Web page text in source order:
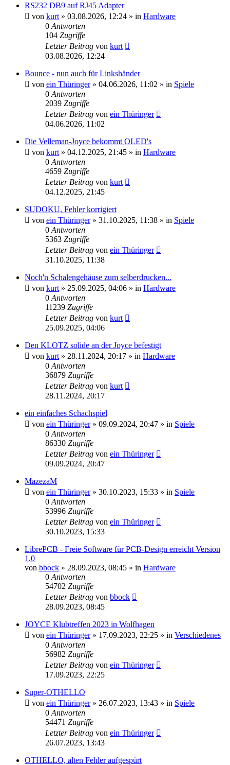
RS232 DB9 auf RJ45 Adapter
von kurt » 03.08.2026, 12:24 » in Hardware
0 Antworten
104 Zugriffe
Letzter Beitrag von kurt
03.08.2026, 12:24
Bounce - nun auch für Linkshänder
von ein Thüringer» 04.06.2026, 11:02 » in Spiele
0 Antworten
2039 Zugriffe
Letzter Beitrag von ein Thüringer
04.06.2026, 11:02
Die Velleman-Joyce bekommt OLED's
von kurt » 04.12.2025, 21:45 » in Hardware
0 Antworten
4659 Zugriffe
Letzter Beitrag von kurt
04.12.2025, 21:45
SUDOKU, Fehler korrigiert
von ein Thüringer» 31.10.2025, 11:38 » in Spiele
0 Antworten
5363 Zugriffe
Letzter Beitrag von ein Thüringer
31.10.2025, 11:38
Noch'n Schalengehäuse zum selberdrucken...
von kurt » 25.09.2025, 04:06 » in Hardware
0 Antworten
11239 Zugriffe
Letzter Beitrag von kurt
25.09.2025, 04:06
Den KLOTZ solide an der Joyce befestigt
von kurt » 28.11.2024, 20:17 » in Hardware
0 Antworten
36879 Zugriffe
Letzter Beitrag von kurt
28.11.2024, 20:17
ein einfaches Schachspiel
von ein Thüringer» 09.09.2024, 20:47 » in Spiele
0 Antworten
86330 Zugriffe
Letzter Beitrag von ein Thüringer
09.09.2024, 20:47
MazezaM
von ein Thüringer» 30.10.2023, 15:33 » in Spiele
0 Antworten
53996 Zugriffe
Letzter Beitrag von ein Thüringer
30.10.2023, 15:33
LibrePCB - Freie Software für PCB-Design erreicht Version
1.0
von bbock » 28.09.2023, 08:45 » in Hardware
0 Antworten
54702 Zugriffe
Letzter Beitrag von bbock
28.09.2023, 08:45
JOYCE Klubtreffen 2023 in Wolfhagen
von ein Thüringer» 17.09.2023, 22:25 » in Verschiedenes
0 Antworten
56982 Zugriffe
Letzter Beitrag von ein Thüringer
17.09.2023, 22:25
Super-OTHELLO
von ein Thüringer» 26.07.2023, 13:43 » in Spiele
0 Antworten
54471 Zugriffe
Letzter Beitrag von ein Thüringer
26.07.2023, 13:43
OTHELLO, alten Fehler aufgespürt